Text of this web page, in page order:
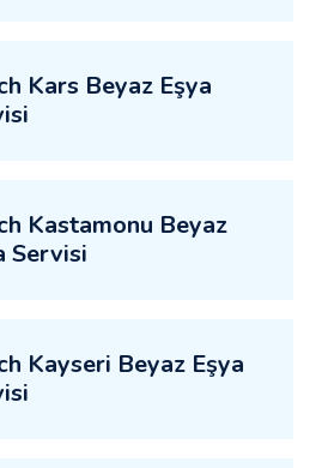
Kars Beyaz Eşya
Kastamonu Beyaz
Servisi
Kayseri Beyaz Eşya